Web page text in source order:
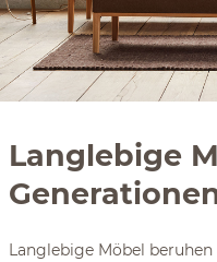
Langlebige
Langlebige Möbel